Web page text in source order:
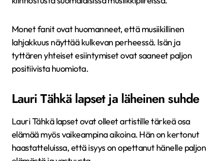
Monet fanit ovat huomanneet, että musiikillinen
lahjakkuus näyttää kulkevan perheessä. Isän ja
tyttären yhteiset esiintymiset ovat saaneet paljon
positiivista huomiota.
Lauri Tähkä lapset ja läheinen suhde
Lauri Tähkä lapset ovat olleet artistille tärkeä osa
elämää myös vaikeampina aikoina. Hän on kertonut
haastatteluissa, että isyys on opettanut hänelle paljon